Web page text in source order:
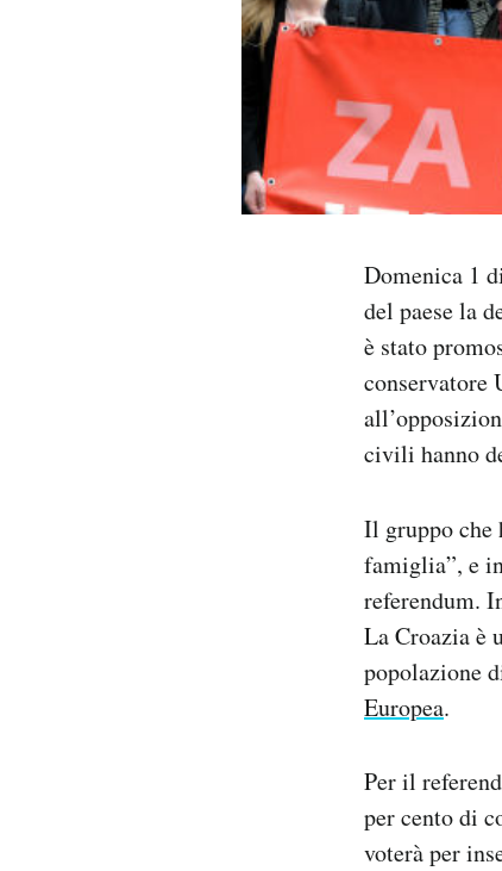
Domenica 1
del paese la
è stato
conservatore
civili hanno
Il gruppo che
famiglia”, e
referendum.
La Croazia è
popolazione
Europea.
Per il
per cento di
voterà per